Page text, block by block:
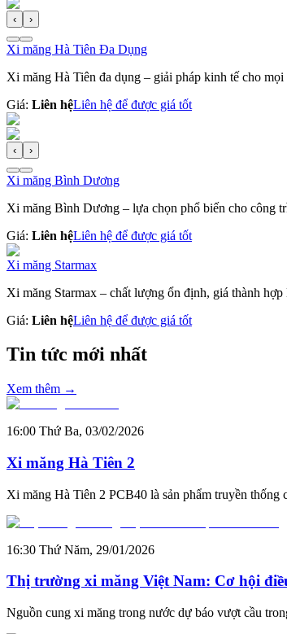
‹ ›
Xi măng Hà Tiên Đa Dụng
Xi măng Hà Tiên đa dụng – giải pháp kinh tế cho mọi
Giá: Liên hệLiên hệ để được giá tốt
‹ ›
Xi măng Bình Dương
Xi măng Bình Dương – lựa chọn phổ biến cho công
Giá: Liên hệLiên hệ để được giá tốt
Xi măng Starmax
Xi măng Starmax – chất lượng ổn định, giá thành
Giá: Liên hệLiên hệ để được giá tốt
Tin tức mới nhất
Xem thêm →
16:00 Thứ Ba, 03/02/2026
Xi măng Hà Tiên 2
Xi măng Hà Tiên 2 PCB40 là sản phẩm truyền
16:30 Thứ Năm, 29/01/2026
Thị trường xi măng Việt Nam: Cơ hội
Nguồn cung xi măng trong nước dự báo vượt cầu